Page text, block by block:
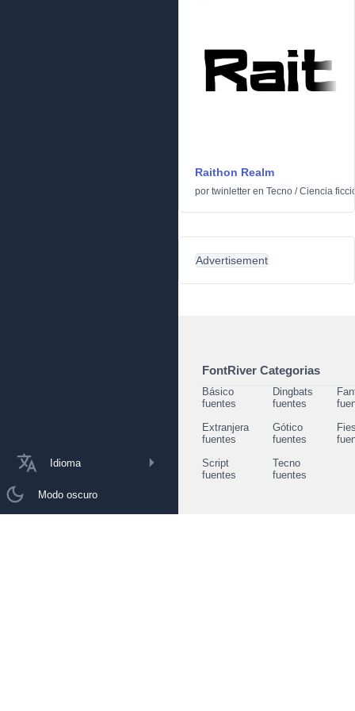
Idioma
Modo oscuro
Raithon Realm
por twinletter en Tecno /Ciencia
Advertisement
FontRiver Categorias
Básico
fuentes
Dingbats
fuentes
Extranjera
fuentes
Gótico
fuentes
Script
fuentes
Tecno
fuentes